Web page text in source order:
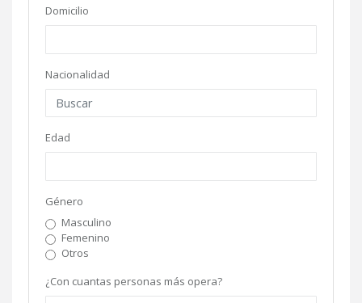
Domicilio
Nacionalidad
Edad
Género
Masculino
Femenino
Otros
¿Con cuantas personas más opera?